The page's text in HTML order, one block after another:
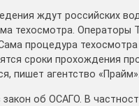
ждут российских
техосмотра. Операторы
процедура
сроки прохождения
пишет агентство «Прайм».
закон об ОСАГО. В